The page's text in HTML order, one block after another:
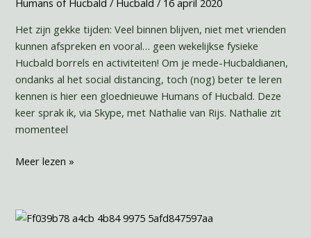
Humans of Hucbald / Hucbald/ 16 april 2020
Het zijn gekke tijden: Veel binnen blijven, niet met vrienden
kunnen afspreken en vooral… geen wekelijkse fysieke
Hucbald borrels en activiteiten! Om je mede-Hucbaldianen,
ondanks al het social distancing, toch (nog) beter te leren
kennen is hier een gloednieuwe Humans of Hucbald. Deze
keer sprak ik, via Skype, met Nathalie van Rijs. Nathalie zit
momenteel
Meer lezen »
Humans